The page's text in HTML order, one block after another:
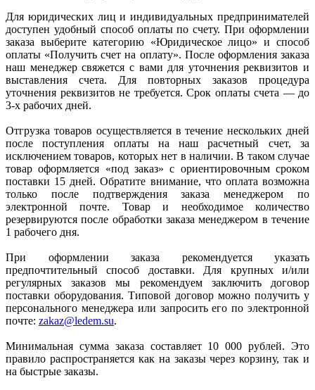
Для юридических лиц и индивидуальных предпринимателей
доступен удобный способ оплаты по счету. При оформлении
заказа выберите категорию «Юридическое лицо» и способ
оплаты «Получить счет на оплату». После оформления заказа
наш менеджер свяжется с вами для уточнения реквизитов и
выставления счета. Для повторных заказов процедура
уточнения реквизитов не требуется. Срок оплаты счета — до
3-х рабочих дней.
Отгрузка товаров осуществляется в течение нескольких дней
после поступления оплаты на наш расчетный счет, за
исключением товаров, которых нет в наличии. В таком случае
товар оформляется «под заказ» с ориентировочным сроком
поставки 15 дней. Обратите внимание, что оплата возможна
только после подтверждения заказа менеджером по
электронной почте. Товар и необходимое количество
резервируются после обработки заказа менеджером в течение
1 рабочего дня.
При оформлении заказа рекомендуется указать
предпочтительный способ доставки. Для крупных и/или
регулярных заказов мы рекомендуем заключить договор
поставки оборудования. Типовой договор можно получить у
персонального менеджера или запросить его по электронной
почте: zakaz@ledem.su.
Минимальная сумма заказа составляет 10 000 рублей. Это
правило распространяется как на заказы через корзину, так и
на быстрые заказы.